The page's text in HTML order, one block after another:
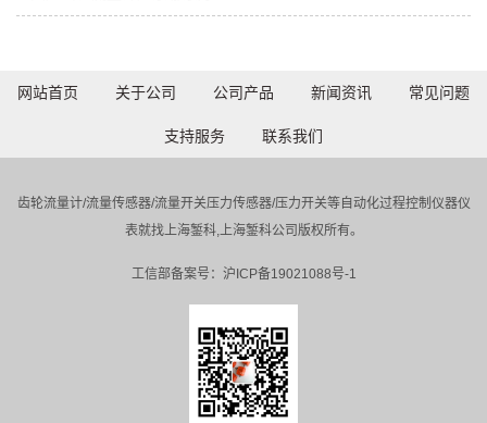
网站首页 关于公司 公司产品 新闻资讯 常见问题
支持服务 联系我们
齿轮流量计/流量传感器/流量开关压力传感器/压力开关等自动化过程控制仪器仪
表就找上海錾科,上海錾科公司版权所有。
工信部备案号： 沪ICP备19021088号-1